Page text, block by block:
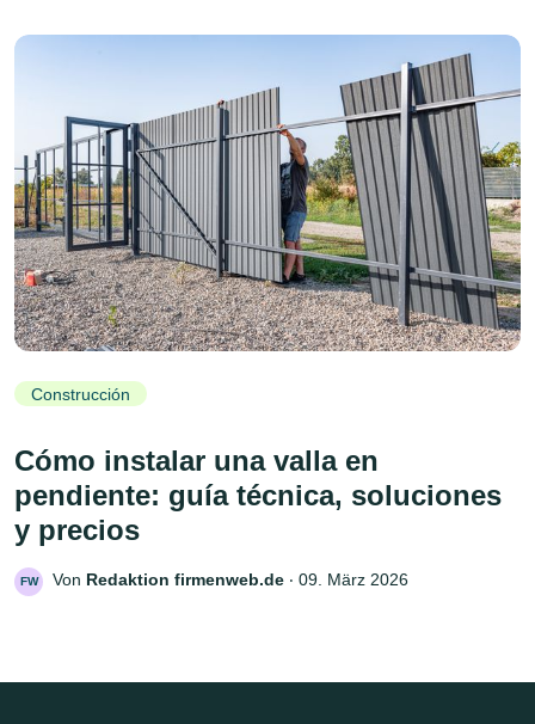
Construcción
Cómo instalar una valla en
pendiente: guía técnica, soluciones
y precios
FW Von Redaktion firmenweb.de ‧ 09. März 2026